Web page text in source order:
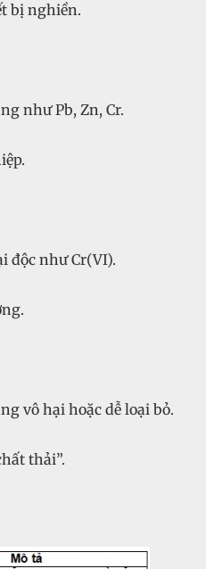
bị nghiền.
như Pb, Zn, Cr.
độc như Cr(VI).
vô hại hoặc dễ loại bỏ.
thải”.